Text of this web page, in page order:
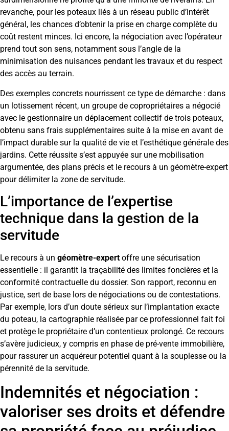
revanche, pour les poteaux liés à un réseau public d’intérêt
général, les chances d’obtenir la prise en charge complète du
coût restent minces. Ici encore, la négociation avec l’opérateur
prend tout son sens, notamment sous l’angle de la
minimisation des nuisances pendant les travaux et du respect
des accès au terrain.
Des exemples concrets nourrissent ce type de démarche : dans
un lotissement récent, un groupe de copropriétaires a négocié
avec le gestionnaire un déplacement collectif de trois poteaux,
obtenu sans frais supplémentaires suite à la mise en avant de
l’impact durable sur la qualité de vie et l’esthétique générale des
jardins. Cette réussite s’est appuyée sur une mobilisation
argumentée, des plans précis et le recours à un géomètre-expert
pour délimiter la zone de servitude.
L’importance de l’expertise
technique dans la gestion de la
servitude
Le recours à un géomètre-expert offre une sécurisation
essentielle : il garantit la traçabilité des limites foncières et la
conformité contractuelle du dossier. Son rapport, reconnu en
justice, sert de base lors de négociations ou de contestations.
Par exemple, lors d’un doute sérieux sur l’implantation exacte
du poteau, la cartographie réalisée par ce professionnel fait foi
et protège le propriétaire d’un contentieux prolongé. Ce recours
s’avère judicieux, y compris en phase de pré-vente immobilière,
pour rassurer un acquéreur potentiel quant à la souplesse ou la
pérennité de la servitude.
Indemnités et négociation :
valoriser ses droits et défendre